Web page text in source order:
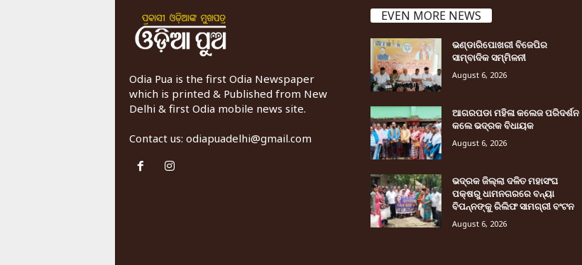
Odia Pua is the first Odia Newspaper
which is printed & Published from New
Delhi & first Odia mobile news site.
Contact us: odiapuadelhi@gmail.com
EVEN MORE NEWS
ଭଣ୍ଡାରିପୋଖରୀ ବିଜେପିର
ସାମ୍ବାଦିକ ସମ୍ମିଳନୀ
August 6, 2026
ଆଗରପଡା ମହିଳା କଲେଜ ପରିଦର୍ଶନ
କଲେ ଭଦ୍ରକ ବିଧାୟକ
August 6, 2026
ଭଦ୍ରକ ଜିଲ୍ଲା ଦଳିତ ମହାସଂଘ
ପକ୍ଷରୁ ଧାମନଗରରେ ବନ୍ୟା
ବିପନ୍ନଙ୍କୁ ରିଲିଫ ସାମଗ୍ରୀ ବଂଟନ
August 6, 2026